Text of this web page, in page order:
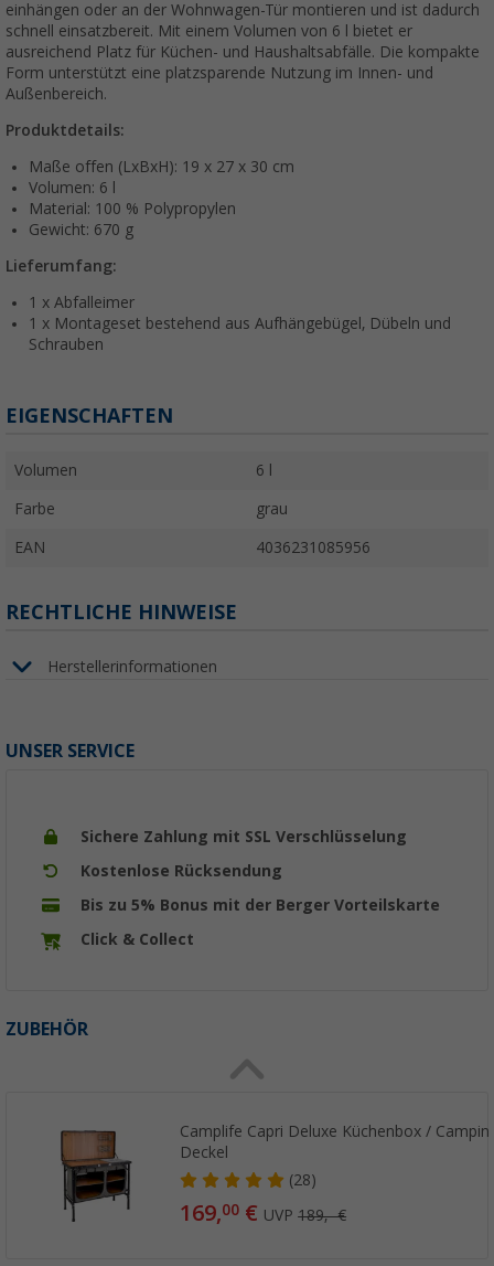
einhängen oder an der Wohnwagen-Tür montieren und ist dadurch
schnell einsatzbereit. Mit einem Volumen von 6 l bietet er
ausreichend Platz für Küchen- und Haushaltsabfälle. Die kompakte
Form unterstützt eine platzsparende Nutzung im Innen- und
Außenbereich.
Produktdetails:
Maße offen (LxBxH): 19 x 27 x 30 cm
Volumen: 6 l
Material: 100 % Polypropylen
Gewicht: 670 g
Lieferumfang:
1 x Abfalleimer
1 x Montageset bestehend aus Aufhängebügel, Dübeln und
Schrauben
EIGENSCHAFTEN
Volumen 6 l
Farbe grau
EAN 4036231085956
RECHTLICHE HINWEISE
Herstellerinformationen
UNSER SERVICE
Sichere Zahlung mit SSL Verschlüsselung
Kostenlose Rücksendung
Bis zu 5% Bonus mit der Berger Vorteilskarte
Click & Collect
ZUBEHÖR
Camplife Capri Deluxe Küchenbox /
Deckel
(28)
169,00 € UVP189,- €